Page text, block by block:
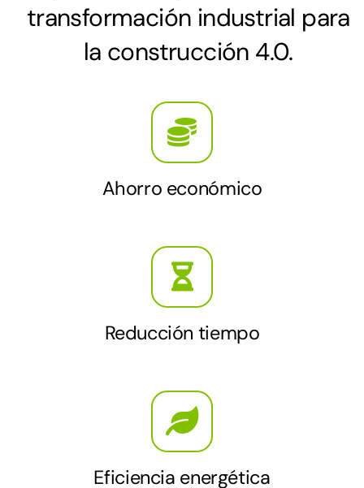
transformación industrial para
la construcción 4.0.
Ahorro económico
Reducción tiempo
Eficiencia energética